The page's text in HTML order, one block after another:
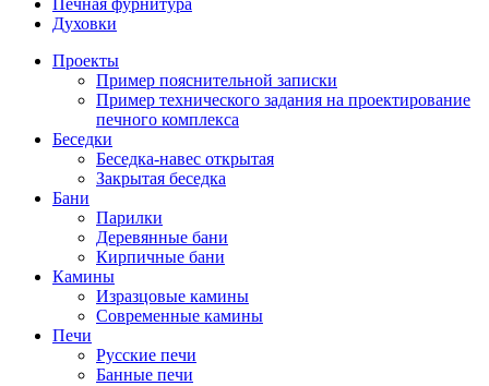
Печная фурнитура
Духовки
Проекты
Пример пояснительной записки
Пример технического задания на проектирование
печного комплекса
Беседки
Беседка-навес открытая
Закрытая беседка
Бани
Парилки
Деревянные бани
Кирпичные бани
Камины
Изразцовые камины
Современные камины
Печи
Русские печи
Банные печи